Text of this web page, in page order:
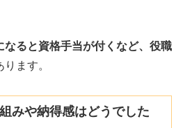
なると資格手当が付くなど、役職
ります。
みや納得感はどうでした